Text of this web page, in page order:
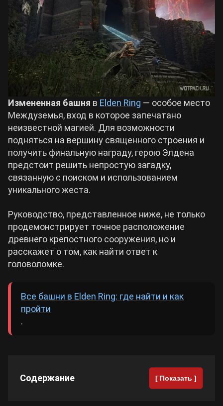
Crimson Desert
Zenless Zone Zero
Kingdom Come: Deliverance 2
Path of Exile 2
Wuthering Waves
Roblox
Hogwarts Legacy
Cyberpunk 2077
Билды Arknights: Endfield
Билды Wuthering Waves
Билды Cyberpunk 2077
Билды Path of Exile 2
Измененная башня в Elden Ring — особое место
Междуземья, вход в которое запечатано
неизвестной магией. Для возможности
подняться на вершину священного строения и
получить финальную награду, герою Элдена
предстоит решить непростую загадку,
связанную с поиском и использованием
уникального жеста.
Руководство, представленное ниже, не только
продемонстрирует точное расположение
древнего крепостного сооружения, но и
расскажет о том, как найти ответ к
головоломке.
Все башни в Elden Ring: где найти и как
пройти
.
Содержание [ Показать ]